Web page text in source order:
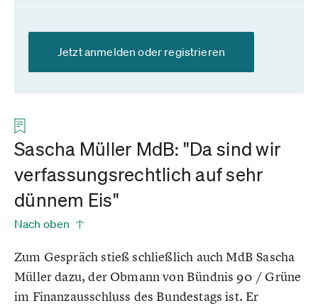
Jetzt anmelden oder registrieren
Sascha Müller MdB: "Da sind wir
verfassungsrechtlich auf sehr
dünnem Eis"
Nach oben
Zum Gespräch stieß schließlich auch MdB Sascha
Müller dazu, der Obmann von Bündnis 90 / Grüne
im Finanzausschluss des Bundestags ist. Er